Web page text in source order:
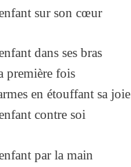
sur son cœur
dans ses bras
première fois
en étouffant sa joie
contre soi
par la main